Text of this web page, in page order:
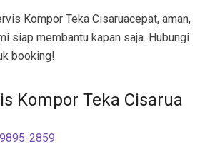
Kompor Teka Cisaruacepat, aman,
siap membantu kapan saja. Hubungi
booking!
Kompor Teka Cisarua
2859